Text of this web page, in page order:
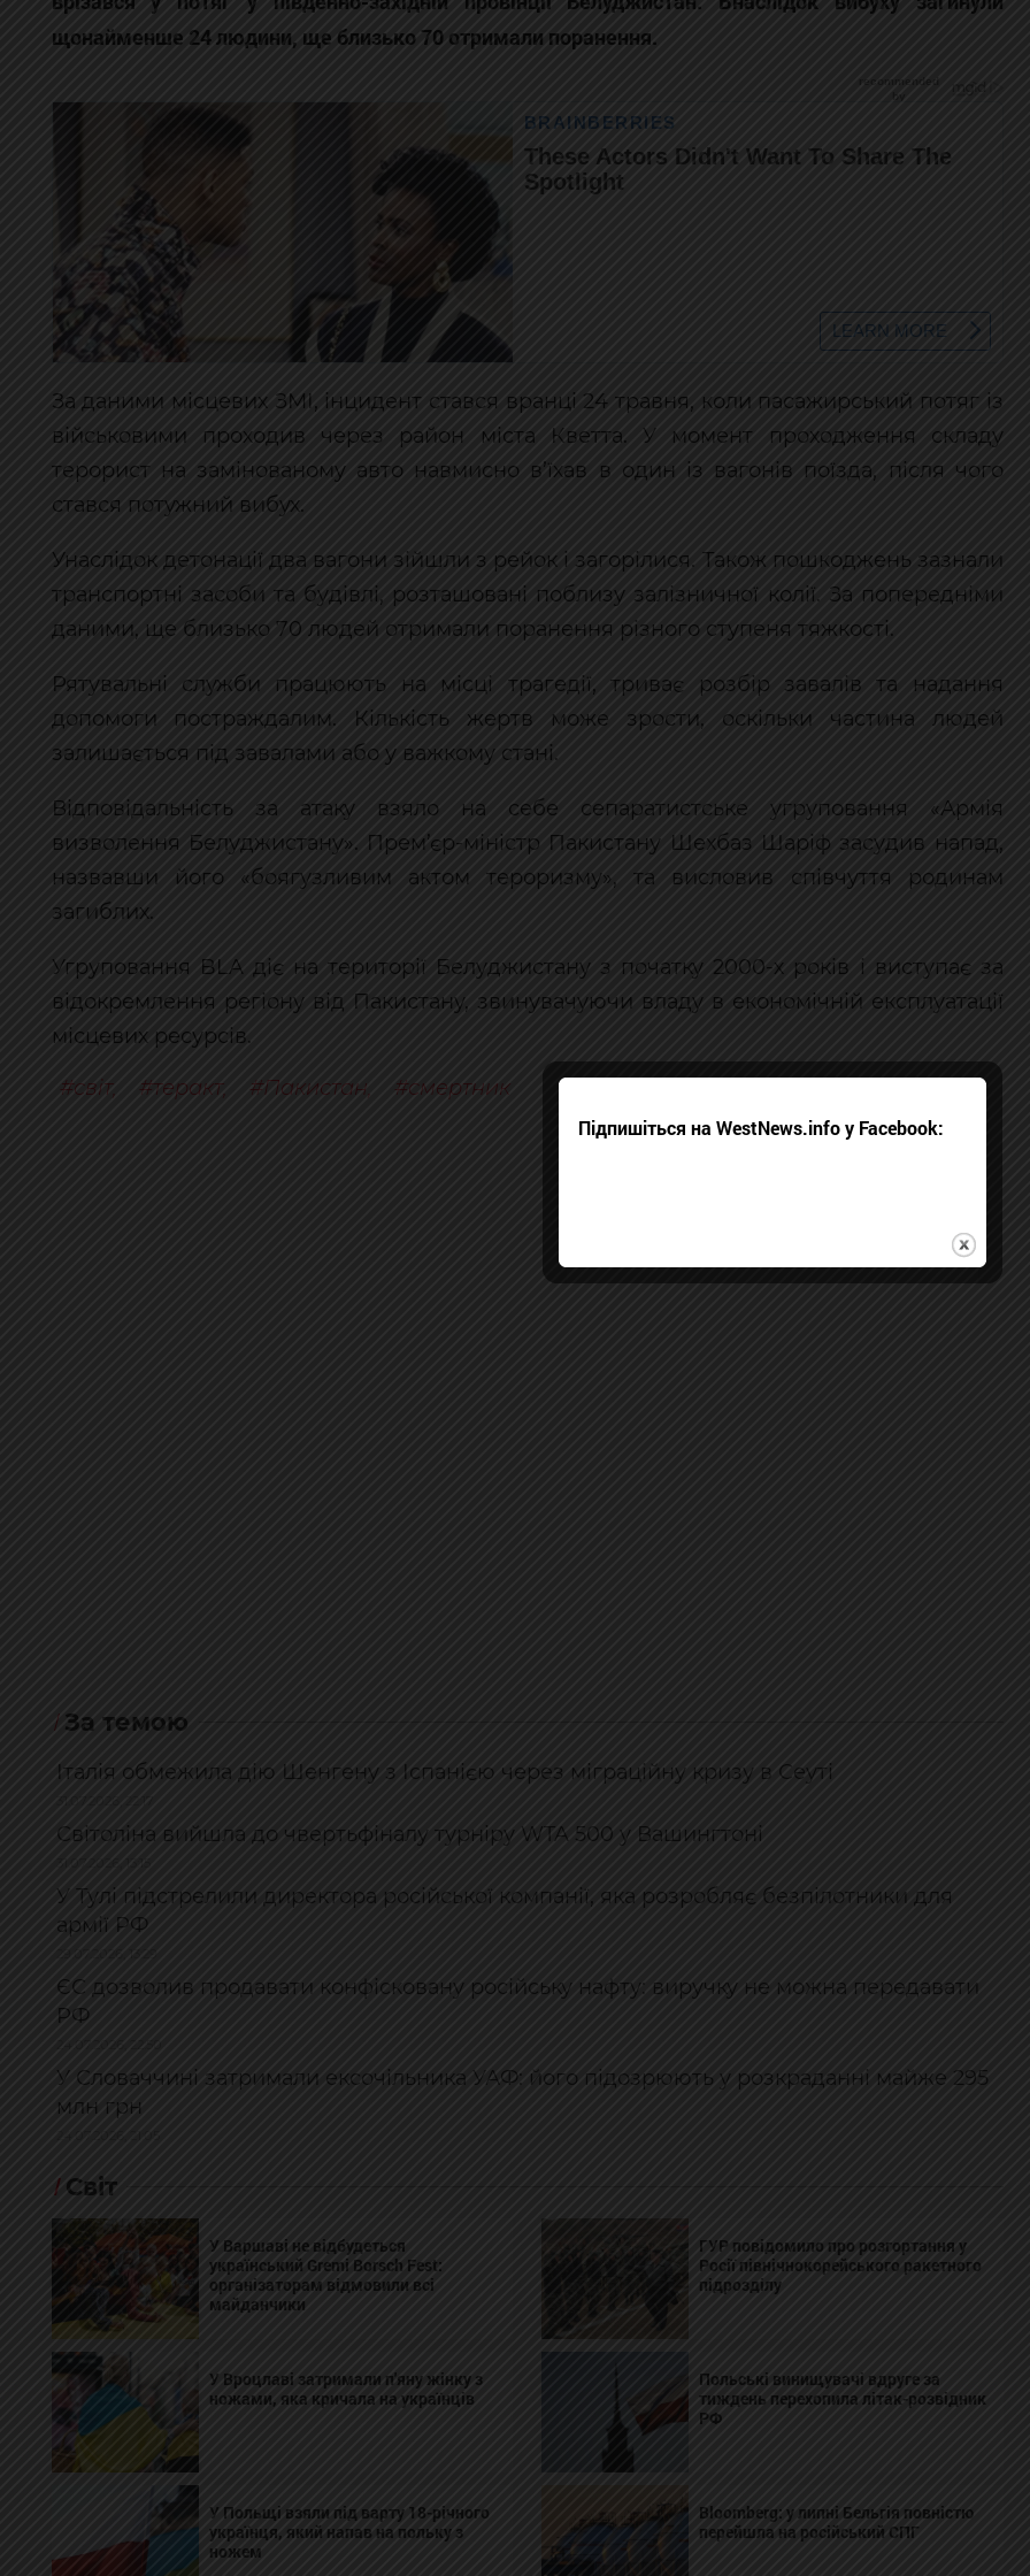
щонайменше 24 людини, ще близько 70 отримали поранення.
За даними місцевих ЗМІ, інцидент стався вранці 24 травня, коли пасажирський потяг із
військовими проходив через район міста Кветта. У момент проходження складу
терорист на замінованому авто навмисно в’їхав в один із вагонів поїзда, після чого
стався потужний вибух.
Унаслідок детонації два вагони зійшли з рейок і загорілися. Також пошкоджень зазнали
транспортні засоби та будівлі, розташовані поблизу залізничної колії. За попередніми
даними, ще близько 70 людей отримали поранення різного ступеня тяжкості.
Рятувальні служби працюють на місці трагедії, триває розбір завалів та надання
допомоги постраждалим. Кількість жертв може зрости, оскільки частина людей
залишається під завалами або у важкому стані.
Відповідальність за атаку взяло на себе сепаратистське угруповання «Армія
визволення Белуджистану». Прем’єр-міністр Пакистану Шехбаз Шаріф засудив напад,
назвавши його «боягузливим актом тероризму», та висловив співчуття родинам
загиблих.
Угруповання BLA діє на території Белуджистану з початку 2000-х років і виступає за
відокремлення регіону від Пакистану, звинувачуючи владу в економічній експлуатації
місцевих ресурсів.
світ, теракт, Пакистан, смертник
За темою
Італія обмежила дію Шенгену з Іспанією через міграційну кризу в Сеуті
Світоліна вийшла до чвертьфіналу турніру WTA 500 у Вашингтоні
У Тулі підстрелили директора російської компанії, яка розробляє безпілотники для
армії РФ
ЄС дозволив продавати конфісковану російську нафту: виручку не можна передавати
РФ
У Словаччині затримали ексочільника УАФ: його підозрюють у розкраданні майже 295
млн грн
Світ
У Варшаві не відбудеться
український Gremi Borsch Fest:
організаторам відмовили всі
майданчики
ГУР повідомило про розгортання у
Росії північнокорейського ракетного
підрозділу
У Вроцлаві затримали п'яну жінку з
ножами, яка кричала на українців
Польські винищувачі вдруге за
тиждень перехопила літак-розвідник
РФ
У Польщі взяли під варту 18-річного
українця, який напав на польку з
ножем
Bloomberg: у липні Бельгія повністю
перейшла на російський СПГ
Підпишіться на WestNews.info у Facebook: